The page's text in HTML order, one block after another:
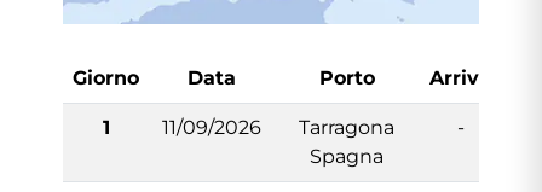
Giorno Data Porto Arrivo
1 11/09/2026
Tarragona
Spagna
-